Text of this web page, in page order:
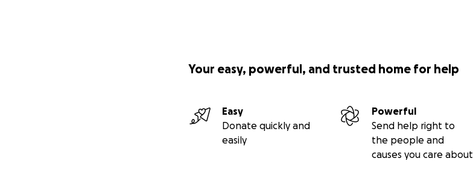
Your easy, powerful, and trusted home for help
Easy
Donate quickly and
easily
Powerful
Send help right to
the people and
causes you care about